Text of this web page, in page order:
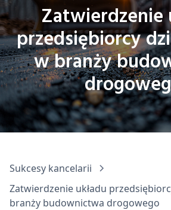
Zatwierdzenie
przedsiębiorcy
w branży
Sukcesy kancelarii
Zatwierdzenie układu
branży budownictwa drogowego